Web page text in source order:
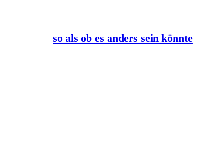
so als ob es anders sein könnte